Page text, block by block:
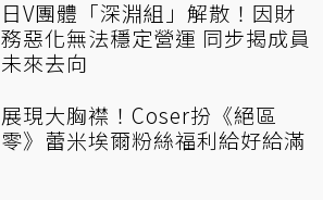
日V團體「深淵組」解散！因財
務惡化無法穩定營運 同步揭成員
未來去向
展現大胸襟！Coser扮《絕區
零》蕾米埃爾粉絲福利給好給滿